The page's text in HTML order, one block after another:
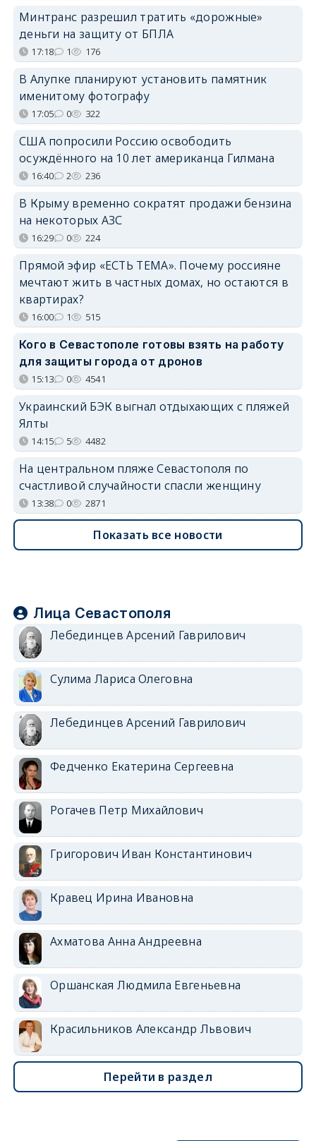
Минтранс разрешил тратить «дорожные»
деньги на защиту от БПЛА
17:18 1 176
В Алупке планируют установить памятник
именитому фотографу
17:05 0 322
США попросили Россию освободить
осуждённого на 10 лет американца Гилмана
16:40 2 236
В Крыму временно сократят продажи бензина
на некоторых АЗС
16:29 0 224
Прямой эфир «ЕСТЬ ТЕМА». Почему россияне
мечтают жить в частных домах, но остаются в
квартирах?
16:00 1 515
Кого в Севастополе готовы взять на работу
для защиты города от дронов
15:13 0 4541
Украинский БЭК выгнал отдыхающих с пляжей
Ялты
14:15 5 4482
На центральном пляже Севастополя по
счастливой случайности спасли женщину
13:38 0 2871
Показать все новости
Лица Севастополя
Лебединцев Арсений Гаврилович
Сулима Лариса Олеговна
Лебединцев Арсений Гаврилович
Федченко Екатерина Сергеевна
Рогачев Петр Михайлович
Григорович Иван Константинович
Кравец Ирина Ивановна
Ахматова Анна Андреевна
Оршанская Людмила Евгеньевна
Красильников Александр Львович
Перейти в раздел